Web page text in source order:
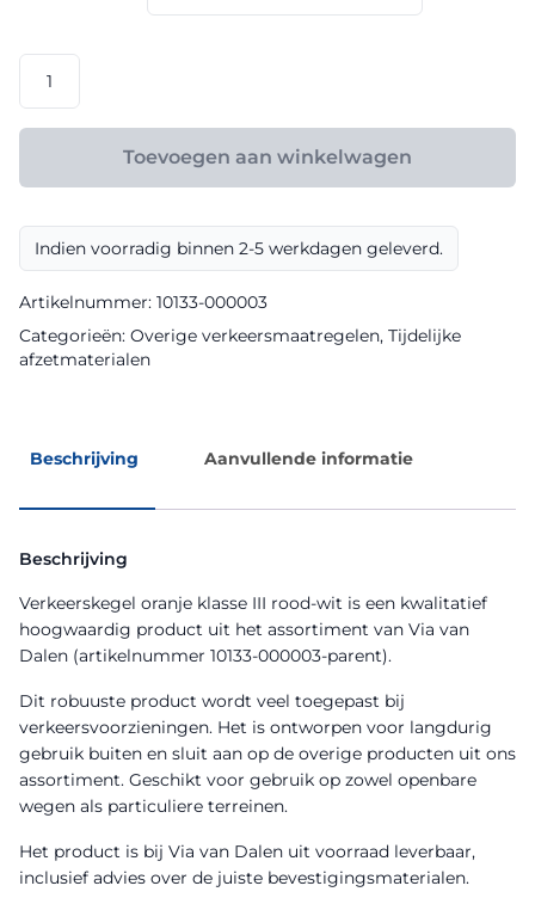
oranje
klasse
rood-
aantal
Toevoegen aan winkelwagen
Indien voorradig binnen 2-5 werkdagen geleverd.
Artikelnummer: 10133-000003
Categorieën: Overige verkeersmaatregelen, Tijdelijke
afzetmaterialen
Beschrijving Aanvullende informatie
Beschrijving
Verkeerskegel oranje klasse III rood-wit is een kwalitatief
hoogwaardig product uit het assortiment van Via van
Dalen (artikelnummer 10133-000003-parent).
Dit robuuste product wordt veel toegepast bij
verkeersvoorzieningen. Het is ontworpen voor langdurig
gebruik buiten en sluit aan op de overige producten uit ons
assortiment. Geschikt voor gebruik op zowel openbare
wegen als particuliere terreinen.
Het product is bij Via van Dalen uit voorraad leverbaar,
inclusief advies over de juiste bevestigingsmaterialen.